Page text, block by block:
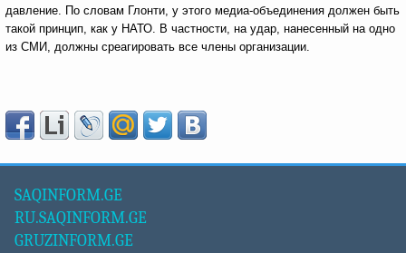
давление. По словам Глонти, у этого медиа-объединения должен быть
такой принцип, как у НАТО. В частности, на удар, нанесенный на одно
из СМИ, должны среагировать все члены организации.
SAQINFORM.GE
RU.SAQINFORM.GE
GRUZINFORM.GE